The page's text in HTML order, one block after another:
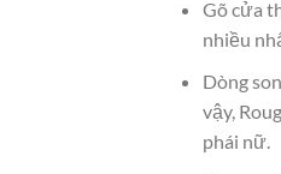
Gõ cửa
nhiều
Dòng
vậy,
phái nữ.